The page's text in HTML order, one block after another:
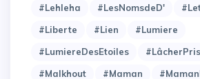
#Lehleha
#LesNomsdeD'
#Liberte
#Lien
#Lumiere
#LumiereDesEtoiles
#Malkhout
#Maman